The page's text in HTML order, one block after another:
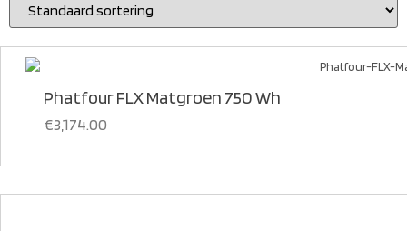
Phatfour FLX Matgroen 750 Wh
€3,174.00